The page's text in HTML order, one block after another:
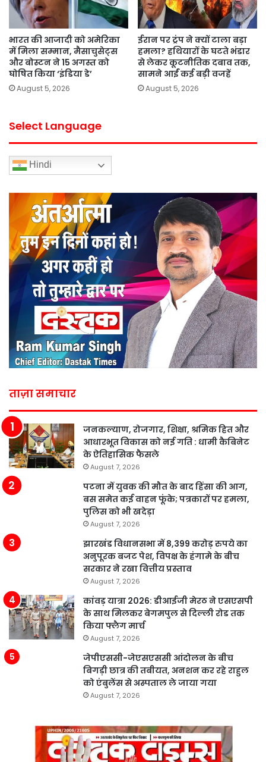
भारत की आजादी को अमेरिका
में मिला सम्मान, मैसाचुसेट्स
और बोस्टन ने 15 अगस्त को
घोषित किया ‘इंडिया डे’
August 5, 2026
ईरान पर ट्रंप ने क्यों टाला बड़ा
हमला? हथियारों के घटते भंडार
से लेकर कूटनीतिक दबाव तक,
सामने आईं कई बड़ी वजहें
August 5, 2026
Select Language
Hindi
ताज़ा समाचार
जनकल्याण, रोजगार, शिक्षा, श्रमिक हित और
आधारभूत विकास को नई गति : धामी कैबिनेट
के ऐतिहासिक फैसले
August 7, 2026
पटना में युवक की मौत के बाद हिंसा की आग,
बस समेत कई वाहन फूंके; पत्रकारों पर हमला,
पुलिस को भी खदेड़ा
August 7, 2026
झारखंड विधानसभा में 8,399 करोड़ रुपये का
अनुपूरक बजट पेश, विपक्ष के हंगामे के बीच
सरकार ने रखा वित्तीय प्रस्ताव
August 7, 2026
कांवड़ यात्रा 2026: डीआईजी मेरठ ने एसएसपी
के साथ मिलकर बेगमपुल से दिल्ली रोड तक
किया फ्लैग मार्च
August 7, 2026
जेपीएससी-जेएसएससी आंदोलन के बीच
बिगड़ी छात्र की तबीयत, अनशन कर रहे राहुल
को एंबुलेंस से अस्पताल ले जाया गया
August 7, 2026